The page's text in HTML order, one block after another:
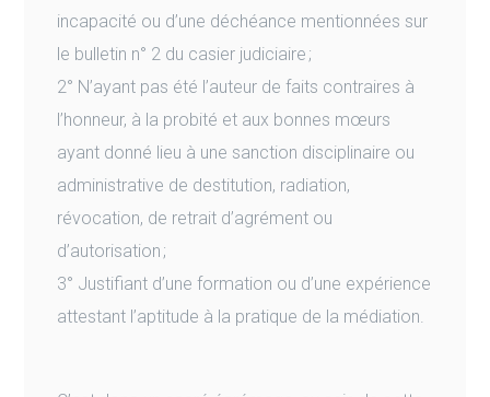
incapacité ou d’une déchéance mentionnées sur
le bulletin n° 2 du casier judiciaire ;
2° N’ayant pas été l’auteur de faits contraires à
l’honneur, à la probité et aux bonnes mœurs
ayant donné lieu à une sanction disciplinaire ou
administrative de destitution, radiation,
révocation, de retrait d’agrément ou
d’autorisation ;
3° Justifiant d’une formation ou d’une expérience
attestant l’aptitude à la pratique de la médiation.